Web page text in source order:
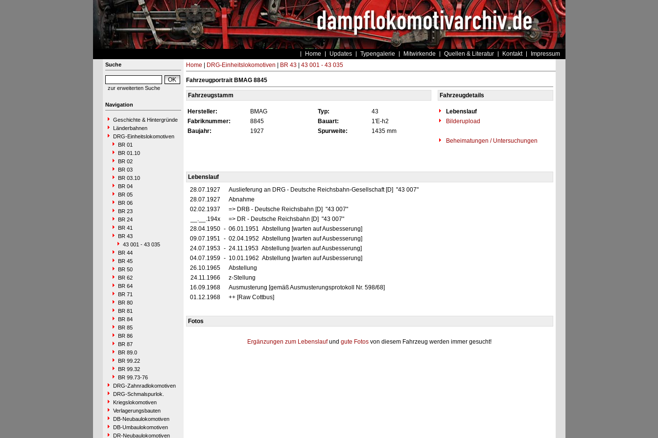
Home Updates Typengalerie Mitwirkende Quellen & Literatur Kontakt Impressum
Suche
zur erweiterten Suche
Navigation
Geschichte & Hintergründe
Länderbahnen
DRG-Einheitslokomotiven
BR 01
BR 01.10
BR 02
BR 03
BR 03.10
BR 04
BR 05
BR 06
BR 23
BR 24
BR 41
BR 43
43 001 - 43 035
BR 44
BR 45
BR 50
BR 62
BR 64
BR 71
BR 80
BR 81
BR 84
BR 85
BR 86
BR 87
BR 89.0
BR 99.22
BR 99.32
BR 99.73-76
DRG-Zahnradlokomotiven
DRG-Schmalspurlok.
Kriegslokomotiven
Verlagerungsbauten
DB-Neubaulokomotiven
DB-Umbaulokomotiven
DR-Neubaulokomotiven
Home DRG-Einheitslokomotiven BR 43| 43 001 - 43 035
Fahrzeugportrait BMAG 8845
Fahrzeugstamm Fahrzeugdetails
Hersteller: BMAG Typ: 43
Lebenslauf
Fabriknummer:
8845 Bauart: 1'E-h2
Bilderupload
Baujahr:
1927 Spurweite:
1435 mm
Beheimatungen / Untersuchungen
Lebenslauf
28.07.1927
Auslieferung an DRG - Deutsche Reichsbahn-Gesellschaft [D] "43 007"
28.07.1927
Abnahme
02.02.1937
=> DRB - Deutsche Reichsbahn [D] "43 007"
__.__.194x
=> DR - Deutsche Reichsbahn [D] "43 007"
28.04.1950 - 06.01.1951 Abstellung [warten auf Ausbesserung]
09.07.1951 - 02.04.1952 Abstellung [warten auf Ausbesserung]
24.07.1953 - 24.11.1953 Abstellung [warten auf Ausbesserung]
04.07.1959 - 10.01.1962 Abstellung [warten auf Ausbesserung]
26.10.1965
Abstellung
24.11.1966
z-Stellung
16.09.1968
Ausmusterung [gemäß Ausmusterungsprotokoll Nr. 598/68]
01.12.1968
++ [Raw Cottbus]
Fotos
Ergänzungen zum Lebenslaufund gute Fotos von diesem Fahrzeug werden immer gesucht!